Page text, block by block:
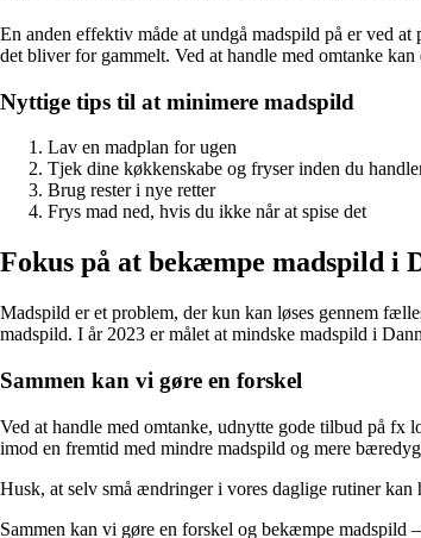
En anden effektiv måde at undgå madspild på er ved
det bliver for gammelt. Ved at handle med omtanke
Nyttige tips til at minimere madspild
Lav en madplan for ugen
Tjek dine køkkenskabe og fryser inden du
Brug rester i nye retter
Frys mad ned, hvis du ikke når at spise det
Fokus på at bekæmpe madspild i
Madspild er et problem, der kun kan løses gennem
madspild. I år 2023 er målet at mindske madspild i
Sammen kan vi gøre en forskel
Ved at handle med omtanke, udnytte gode tilbud på fx
imod en fremtid med mindre madspild og mere
Husk, at selv små ændringer i vores daglige rutiner
Sammen kan vi gøre en forskel og bekæmpe madspild